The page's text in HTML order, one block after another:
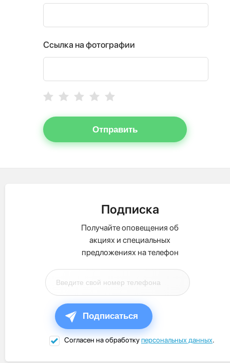
Ссылка на фотографии
Отправить
Подписка
Получайте оповещения об
акциях и специальных
предложениях на телефон
Подписаться
Согласен на обработкуперсональных данных.